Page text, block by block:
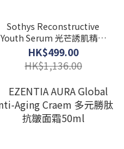
Sothys Reconstructive
Youth Serum 光芒誘肌精華
30ml
HK$499.00
HK$1,136.00